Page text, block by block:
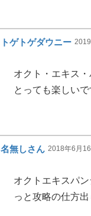
トゲトゲダウニー
オクト・エキス
とっても楽しいで
名無しさん 2018年6月16
オクトエキスパ
っと攻略の仕方出